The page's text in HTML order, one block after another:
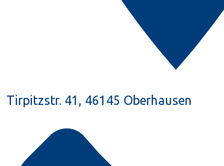
Tirpitzstr. 41, 46145 Oberhausen